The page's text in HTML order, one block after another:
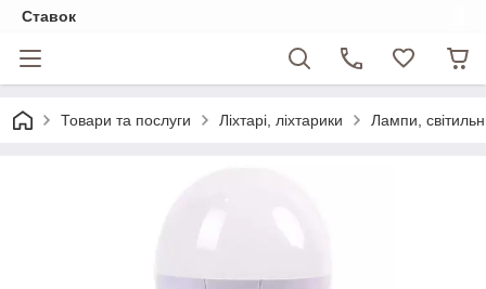
Ставок
Товари та послуги Ліхтарі, ліхтарики Лампи,